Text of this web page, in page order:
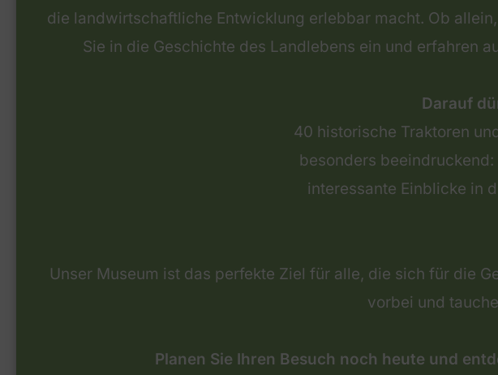
die landwirtschaftliche Entwicklung erlebbar macht. Ob
Sie in die Geschichte des Landlebens ein und erfahren
Darauf
40 historische Traktoren
besonders
interessante Einblicke in
Unser Museum ist das perfekte Ziel für alle, die sich für die
vorbei und
Planen Sie Ihren Besuch noch heute und